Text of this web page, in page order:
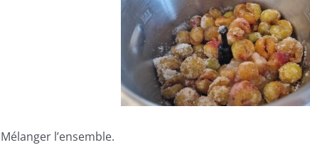
Mélanger l’ensemble.